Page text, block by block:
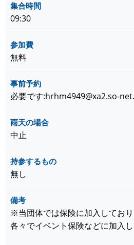
集合時間
09:30
参加費
無料
事前予約
必要です:hrhm4949@xa2.so-
雨天の場合
中止
持参するもの
無し
備考
※当団体では保険に加入してお
各々でイベント保険などに加入し